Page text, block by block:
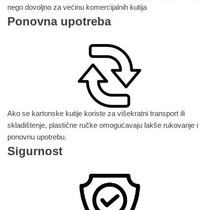
nego dovoljno za većinu komercijalnih kutija
Ponovna upotreba
Ako se kartonske kutije koriste za višekratni transport ili
skladištenje, plastične ručke omogućavaju lakše rukovanje i
ponovnu upotrebu.
Sigurnost